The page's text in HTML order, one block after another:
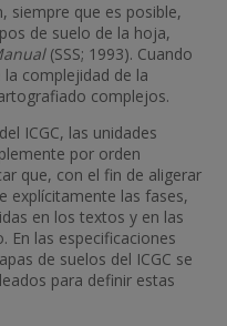
siempre que es posible,
de suelo de la hoja,
(SSS; 1993). Cuando
complejidad de la
complejos.
ICGC, las unidades
por orden
que, con el fin de aligerar
explícitamente las fases,
en los textos y en las
En las especificaciones
de suelos del ICGC se
para definir estas